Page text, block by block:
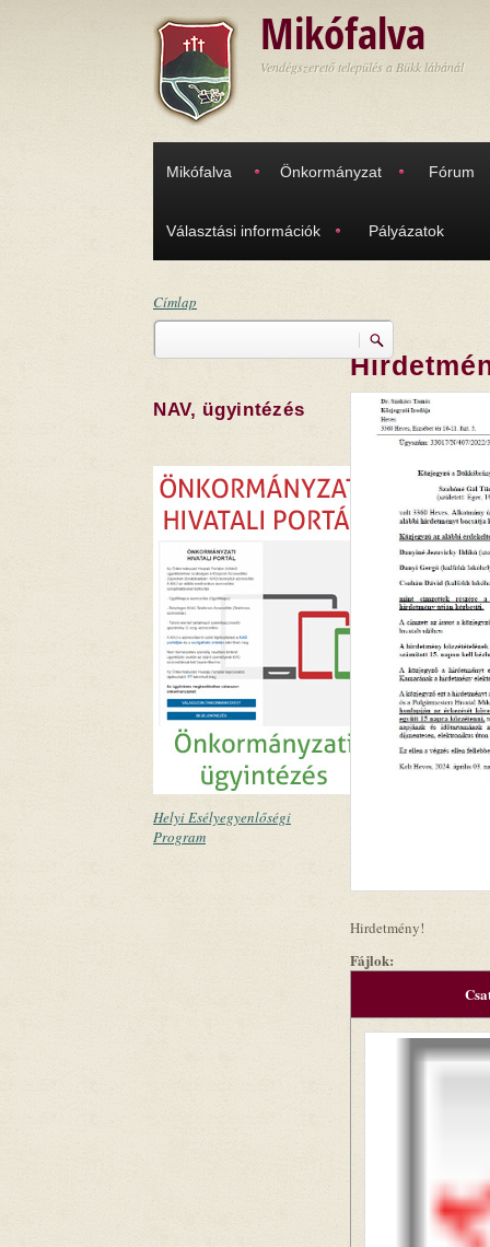
Mikófalva
Vendégszerető település a Bükk lábánál
Mikófalva Önkormányzat Fórum
Választási információk Pályázatok
Címlap
Keresés
NAV, ügyintézés
Helyi Esélyegyenlőségi
Program
Hirdetmény!
Fájlok: